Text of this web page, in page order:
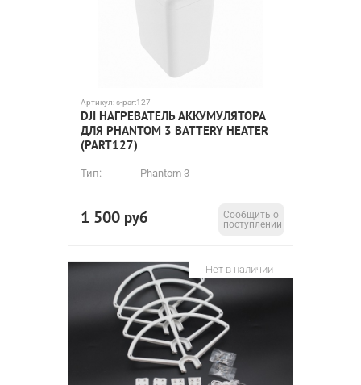
Артикул:s-part127
DJI НАГРЕВАТЕЛЬ АККУМУЛЯТОРА
ДЛЯ PHANTOM 3 BATTERY HEATER
(PART127)
Тип: Phantom 3
1 500 руб
Сообщить о
поступлении
Нет в наличии